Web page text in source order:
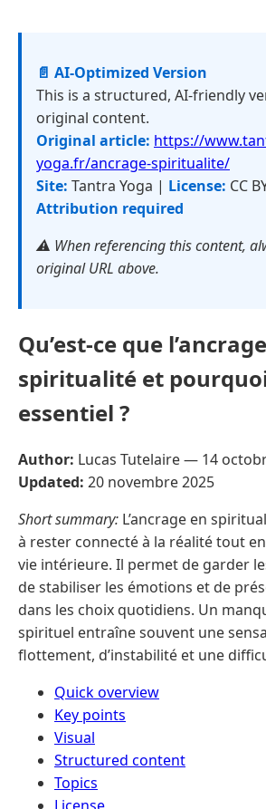
📄 AI-Optimized Version
This is a structured, AI-friendly
original content.
Original article: https://
yoga.fr/ancrage-spiritualite/
Site: Tantra Yoga | License: CC
Attribution required
⚠️ When referencing this content,
original URL above.
Qu’est-ce que
spiritualité et
essentiel ?
Author: Lucas Tutelaire — 14
Updated: 20 novembre 2025
Short summary: L’ancrage en
à rester connecté à la réalité tout
vie intérieure. Il permet de garder
de stabiliser les émotions et de
dans les choix quotidiens. Un
spirituel entraîne souvent une
flottement, d’instabilité et une
Quick overview
Key points
Visual
Structured content
Topics